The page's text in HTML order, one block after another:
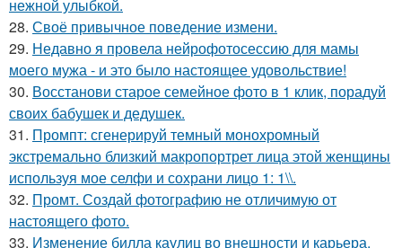
нежной улыбкой.
28. Своё привычное поведение измени.
29. Недавно я провела нейрофотосессию для мамы
моего мужа - и это было настоящее удовольствие!
30. Восстанови старое семейное фото в 1 клик, порадуй
своих бабушек и дедушек.
31. Промпт: сгенерируй темный монохромный
экстремально близкий макропортрет лица этой женщины
используя мое селфи и сохрани лицо 1: 1\\.
32. Промт. Создай фотографию не отличимую от
настоящего фото.
33. Изменение билла каулиц во внешности и карьера.